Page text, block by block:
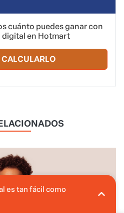
cuánto puedes ganar con
digital en Hotmart
crear tu producto digital
es tan fácil como